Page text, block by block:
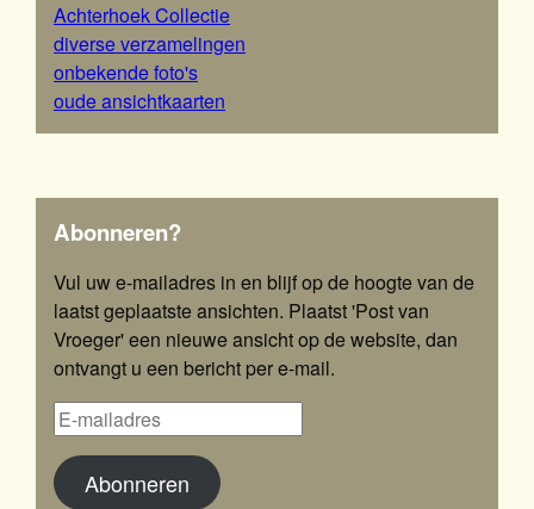
Achterhoek Collectie
diverse verzamelingen
onbekende foto's
oude ansichtkaarten
Abonneren?
Vul uw e-mailadres in en blijf op de hoogte van de
laatst geplaatste ansichten. Plaatst 'Post van
Vroeger' een nieuwe ansicht op de website, dan
ontvangt u een bericht per e-mail.
Abonneren